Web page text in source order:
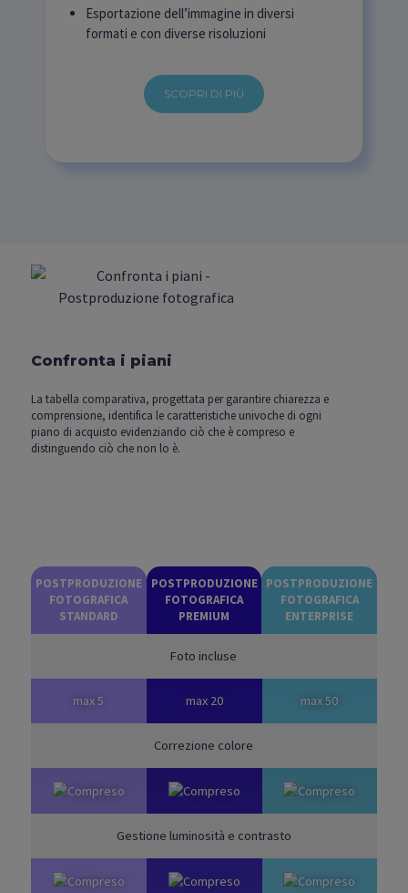
Esportazione dell’immagine in diversi
formati e con diverse risoluzioni
SCOPRI DI PIÙ
Confronta i piani
La tabella comparativa, progettata per garantire chiarezza e
comprensione, identifica le caratteristiche univoche di ogni
piano di acquisto evidenziando ciò che è compreso e
distinguendo ciò che non lo è.
POSTPRODUZIONE
FOTOGRAFICA
STANDARD
POSTPRODUZIONE
FOTOGRAFICA
PREMIUM
POSTPRODUZIONE
FOTOGRAFICA
ENTERPRISE
Foto incluse
max 5 max 20 max 50
Correzione colore
Gestione luminosità e contrasto